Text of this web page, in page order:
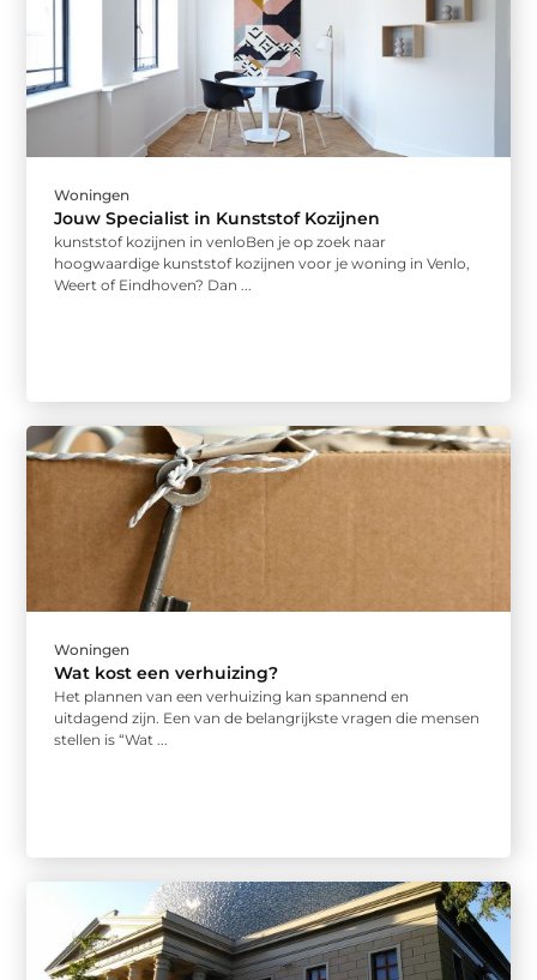
Woningen
Jouw Specialist in Kunststof Kozijnen
kunststof kozijnen in venloBen je op zoek naar
hoogwaardige kunststof kozijnen voor je woning in Venlo,
Weert of Eindhoven? Dan ...
Woningen
Wat kost een verhuizing?
Het plannen van een verhuizing kan spannend en
uitdagend zijn. Een van de belangrijkste vragen die mensen
stellen is “Wat ...